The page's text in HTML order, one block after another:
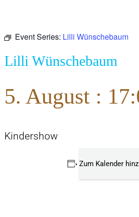
Event Series: Lilli Wünschebaum
Lilli Wünschebaum
5. August :
Kindershow
Zum Kalender